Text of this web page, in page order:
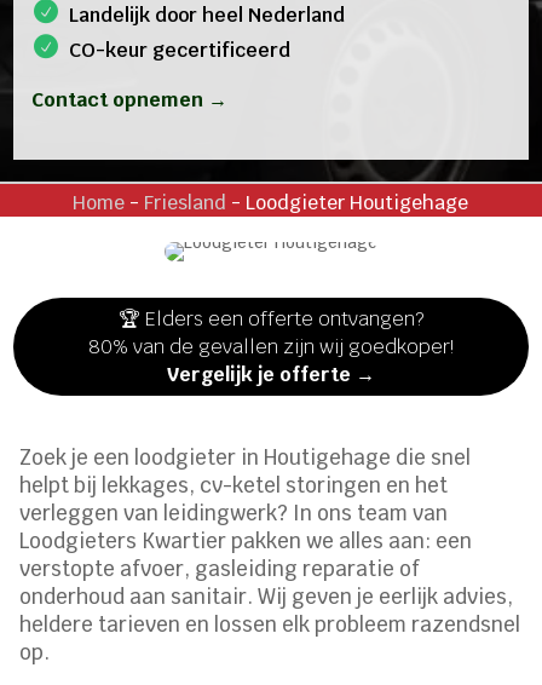
Landelijk door heel Nederland
CO-keur gecertificeerd
Contact opnemen →
Home - Friesland - Loodgieter Houtigehage
🏆 Elders een offerte ontvangen?
80% van de gevallen zijn wij goedkoper!
Vergelijk je offerte →
Zoek je een loodgieter in Houtigehage die snel
helpt bij lekkages, cv-ketel storingen en het
verleggen van leidingwerk? In ons team van
Loodgieters Kwartier pakken we alles aan: een
verstopte afvoer, gasleiding reparatie of
onderhoud aan sanitair. Wij geven je eerlijk advies,
heldere tarieven en lossen elk probleem razendsnel
op.